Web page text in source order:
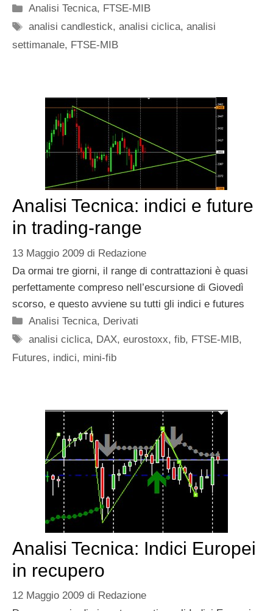
Categorie
Analisi Tecnica, FTSE-MIB
Tag
analisi candlestick,analisi ciclica,analisi
settimanale, FTSE-MIB
Analisi Tecnica: indici e future
in trading-range
13 Maggio 2009 di Redazione
Da ormai tre giorni, il range di contrattazioni è quasi
perfettamente compreso nell’escursione di Giovedì
scorso, e questo avviene su tutti gli indici e futures
Categorie
Analisi Tecnica, Derivati
Tag
analisi ciclica, DAX,eurostoxx,fib, FTSE-MIB,
Futures, indici, mini-fib
Analisi Tecnica: Indici Europei
in recupero
12 Maggio 2009 di Redazione